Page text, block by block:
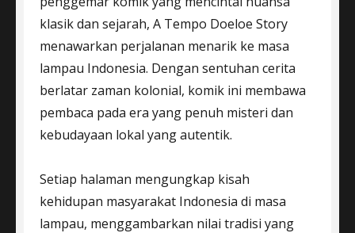
klasik dan sejarah, A Tempo Doeloe Story
menawarkan perjalanan menarik ke masa
lampau Indonesia. Dengan sentuhan cerita
berlatar zaman kolonial, komik ini membawa
pembaca pada era yang penuh misteri dan
kebudayaan lokal yang autentik.
Setiap halaman mengungkap kisah
kehidupan masyarakat Indonesia di masa
lampau, menggambarkan nilai tradisi yang